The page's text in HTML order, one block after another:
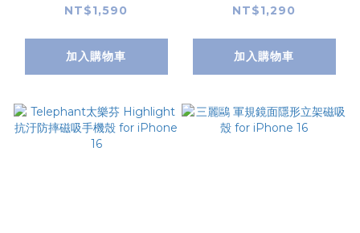
機殼 for iPhone 16
NT$1,590
加入購物車
機殼 for iPhone 16
NT$1,290
加入購物車